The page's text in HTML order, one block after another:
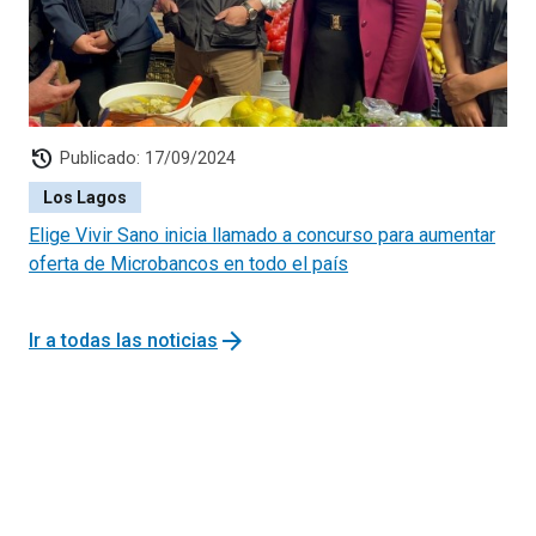
de 2020.El período de consultas será entre el7 y 13 de
agosto de 2020, a través del correo electrónico
proyectosinclusivos@senadis.cl
history Publicado: 17/09/2024
Los Lagos
Elige Vivir Sano inicia llamado a concurso para aumentar
oferta de Microbancos en todo el país
Ir a todas las noticias arrow_forward